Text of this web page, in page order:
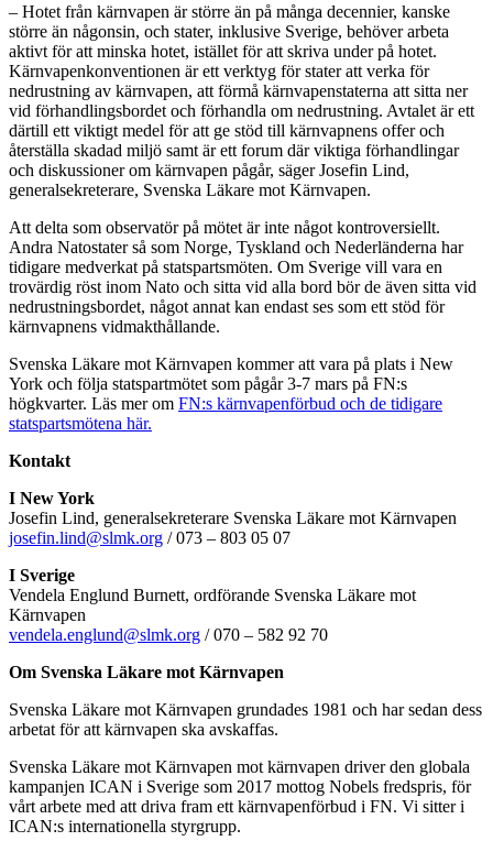
– Hotet från kärnvapen är större än på många decennier, kanske
större än någonsin, och stater, inklusive Sverige, behöver arbeta
aktivt för att minska hotet, istället för att skriva under på hotet.
Kärnvapenkonventionen är ett verktyg för stater att verka för
nedrustning av kärnvapen, att förmå kärnvapenstaterna att sitta ner
vid förhandlingsbordet och förhandla om nedrustning. Avtalet är ett
därtill ett viktigt medel för att ge stöd till kärnvapnens offer och
återställa skadad miljö samt är ett forum där viktiga förhandlingar
och diskussioner om kärnvapen pågår, säger Josefin Lind,
generalsekreterare, Svenska Läkare mot Kärnvapen.
Att delta som observatör på mötet är inte något kontroversiellt.
Andra Natostater så som Norge, Tyskland och Nederländerna har
tidigare medverkat på statspartsmöten. Om Sverige vill vara en
trovärdig röst inom Nato och sitta vid alla bord bör de även sitta vid
nedrustningsbordet, något annat kan endast ses som ett stöd för
kärnvapnens vidmakthållande.
Svenska Läkare mot Kärnvapen kommer att vara på plats i New
York och följa statspartmötet som pågår 3-7 mars på FN:s
högkvarter. Läs mer om FN:s kärnvapenförbud och de tidigare
statspartsmötena här.
Kontakt
I New York
Josefin Lind, generalsekreterare Svenska Läkare mot Kärnvapen
josefin.lind@slmk.org / 073 – 803 05 07
I Sverige
Vendela Englund Burnett, ordförande Svenska Läkare mot
Kärnvapen
vendela.englund@slmk.org / 070 – 582 92 70
Om Svenska Läkare mot Kärnvapen
Svenska Läkare mot Kärnvapen grundades 1981 och har sedan dess
arbetat för att kärnvapen ska avskaffas.
Svenska Läkare mot Kärnvapen mot kärnvapen driver den globala
kampanjen ICAN i Sverige som 2017 mottog Nobels fredspris, för
vårt arbete med att driva fram ett kärnvapenförbud i FN. Vi sitter i
ICAN:s internationella styrgrupp.